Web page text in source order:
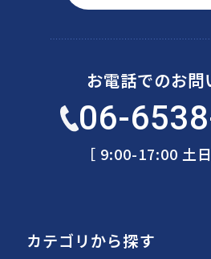
お電話でのお問
06-
［ 9:00-17:00 土
カテゴリから探す